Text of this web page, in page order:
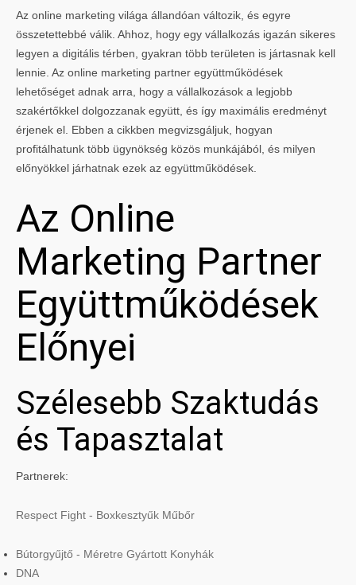
Az online marketing világa állandóan változik, és egyre
összetettebbé válik. Ahhoz, hogy egy vállalkozás igazán sikeres
legyen a digitális térben, gyakran több területen is jártasnak kell
lennie. Az online marketing partner együttműködések
lehetőséget adnak arra, hogy a vállalkozások a legjobb
szakértőkkel dolgozzanak együtt, és így maximális eredményt
érjenek el. Ebben a cikkben megvizsgáljuk, hogyan
profitálhatunk több ügynökség közös munkájából, és milyen
előnyökkel járhatnak ezek az együttműködések.
Az Online
Marketing Partner
Együttműködések
Előnyei
Szélesebb Szaktudás
és Tapasztalat
Partnerek:
Respect Fight - Boxkesztyűk Műbőr
Bútorgyűjtő - Méretre Gyártott Konyhák
DNA